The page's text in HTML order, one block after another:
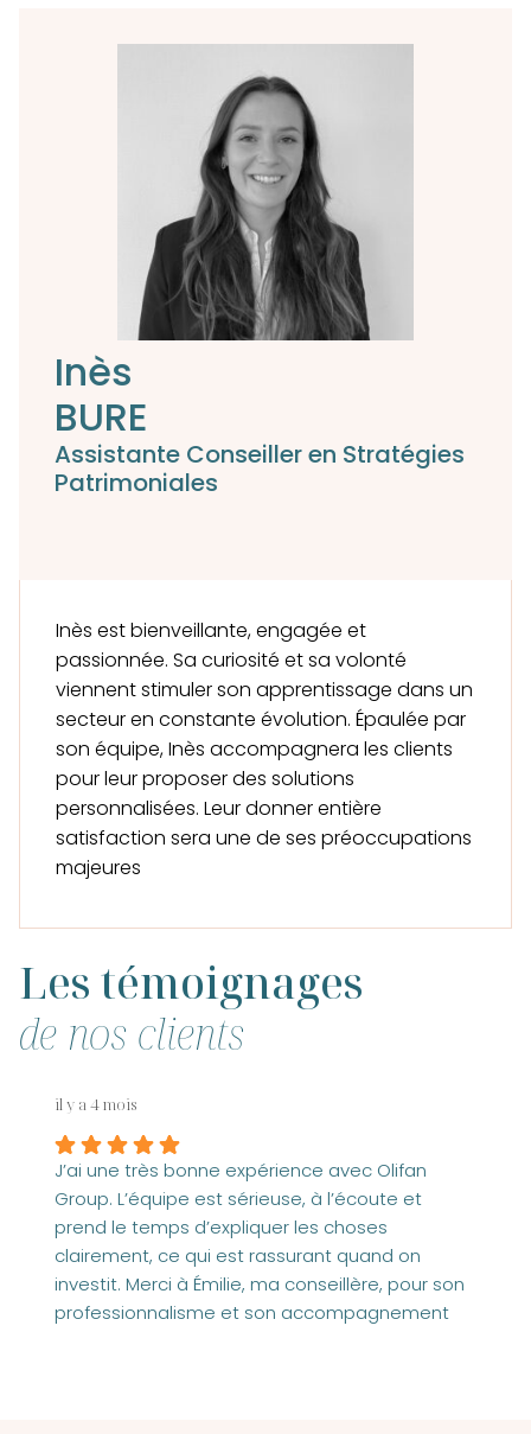
Inès
BURE
Assistante Conseiller en Stratégies
Patrimoniales
Inès est bienveillante, engagée et
passionnée. Sa curiosité et sa volonté
viennent stimuler son apprentissage dans un
secteur en constante évolution. Épaulée par
son équipe, Inès accompagnera les clients
pour leur proposer des solutions
personnalisées. Leur donner entière
satisfaction sera une de ses préoccupations
majeures
Les témoignages
de nos clients
il y a 4 mois
J’ai une très bonne expérience avec Olifan
Group. L’équipe est sérieuse, à l’écoute et
prend le temps d’expliquer les choses
clairement, ce qui est rassurant quand on
investit. Merci à Émilie, ma conseillère, pour son
professionnalisme et son accompagnement